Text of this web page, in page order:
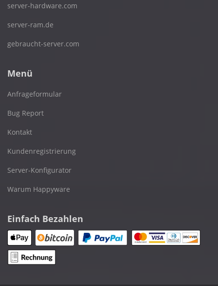
server-hardware.com
server-ram.de
gebraucht-server.com
Menü
Anfrageformular
Bug Report
Kontakt
Kundenregistrierung
Server-Konfigurator
Warum Happyware
Einfach Bezahlen